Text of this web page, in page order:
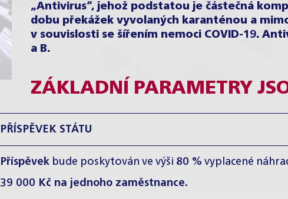
„Antivirus“, jehož podstatou je částečná
dobu překážek vyvolaných karanténou a
v souvislosti se šířením nemoci COVID-19.
a B.
ZÁKLADNÍ PARAMETRY
PŘÍSPĚVEK STÁTU
Příspěvek bude poskytován ve výši 80 % vyplacené
39 000 Kč na jednoho zaměstnance.